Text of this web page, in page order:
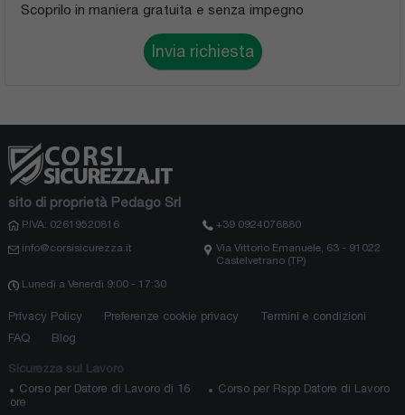
Scoprilo in maniera gratuita e senza impegno
Invia richiesta
sito di proprietà Pedago Srl
P.IVA: 02619520816
+39 0924076880
info@corsisicurezza.it
Via Vittorio Emanuele, 63 - 91022
Castelvetrano (TP)
Lunedì a Venerdì 9:00 - 17:30
Privacy Policy Preferenze cookie privacy
Termini e condizioni
FAQ
Blog
Sicurezza sul Lavoro
Corso per Datore di Lavoro di 16
ore
Corso per Rspp Datore di Lavoro